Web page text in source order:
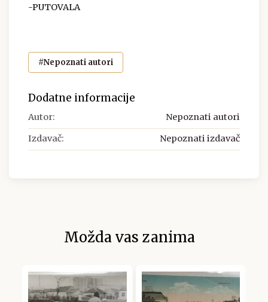
-PUTOVALA
#Nepoznati autori
Dodatne informacije
Autor: Nepoznati autori
Izdavač: Nepoznati izdavač
Možda vas zanima